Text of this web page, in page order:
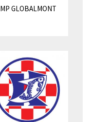
MP GLOBALMONT